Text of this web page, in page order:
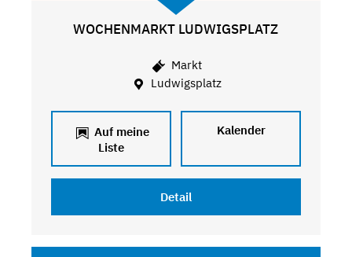
WOCHENMARKT LUDWIGSPLATZ
Markt
Ludwigsplatz
Auf meine
Liste
Kalender
Detail